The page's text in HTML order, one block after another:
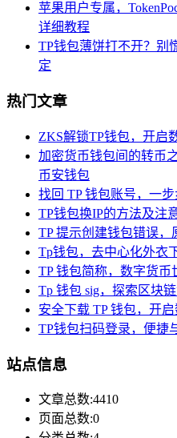
苹果用户专属，
详细教程
TP钱包薄饼打不开？别
定
热门文章
ZKS解锁TP钱包，开启
加密货币钱包间的转币
币安钱包
找回 TP 钱包账号，一
TP钱包换IP的方法及注
TP 提示创建钱包错误
Tp钱包，去中心化外衣
TP 钱包简称，数字货币
Tp 钱包 sig，探索区块
安全下载 TP 钱包，开
TP钱包扫码登录，便捷
站点信息
文章总数:4410
页面总数:0